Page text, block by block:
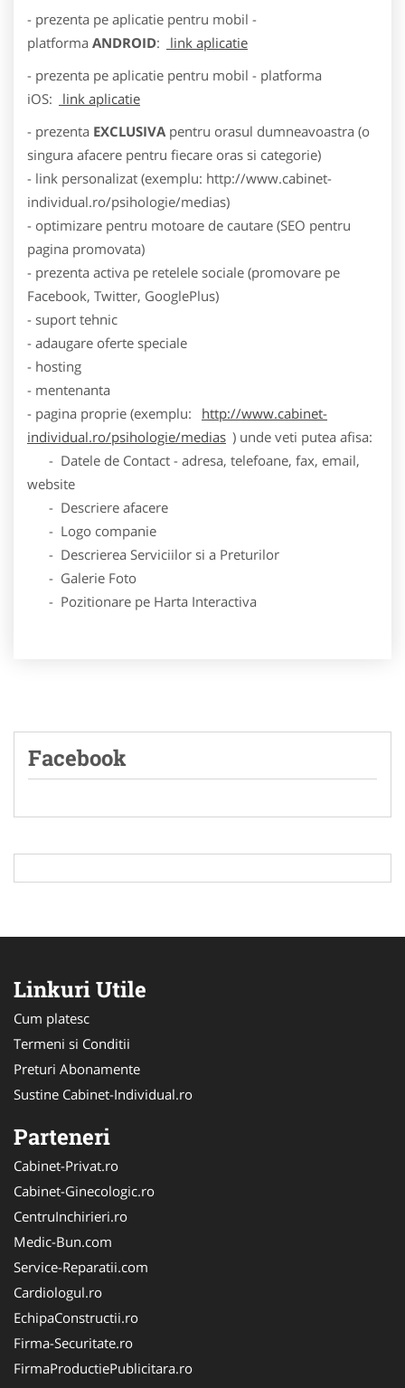
- prezenta pe aplicatie pentru mobil -
platforma ANDROID:
link aplicatie
- prezenta pe aplicatie pentru mobil - platforma
iOS:
link aplicatie
- prezenta EXCLUSIVA pentru orasul dumneavoastra (o
singura afacere pentru fiecare oras si categorie)
- link personalizat (exemplu: http://www.cabinet-
individual.ro/psihologie/medias)
- optimizare pentru motoare de cautare (SEO pentru
pagina promovata)
- prezenta activa pe retelele sociale (promovare pe
Facebook, Twitter, GooglePlus)
- suport tehnic
- adaugare oferte speciale
- hosting
- mentenanta
- pagina proprie (exemplu:
http://www.cabinet-
individual.ro/psihologie/medias ) unde veti putea afisa:
- Datele de Contact - adresa, telefoane, fax, email,
website
- Descriere afacere
- Logo companie
- Descrierea Serviciilor si a Preturilor
- Galerie Foto
- Pozitionare pe Harta Interactiva
Facebook
Linkuri Utile
Cum platesc
Termeni si Conditii
Preturi Abonamente
Sustine Cabinet-Individual.ro
Parteneri
Cabinet-Privat.ro
Cabinet-Ginecologic.ro
CentruInchirieri.ro
Medic-Bun.com
Service-Reparatii.com
Cardiologul.ro
EchipaConstructii.ro
Firma-Securitate.ro
FirmaProductiePublicitara.ro